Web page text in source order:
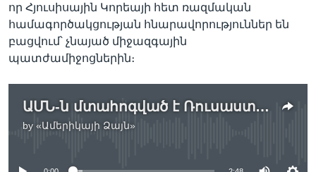
որ Հյուսիսային Կորեայի հետ ռազմական
համագործակցության հնարավորություններ են
բացվում՝ չնայած միջազգային
պատժամիջոցներին։
ԱՄՆ-ն մտահոգված է Ռուսաստանի և Հյուսիսային Կորեայի ռազմական համագործակցությամբ
by «Ամերիկայի Ձայն»
No media source currently available